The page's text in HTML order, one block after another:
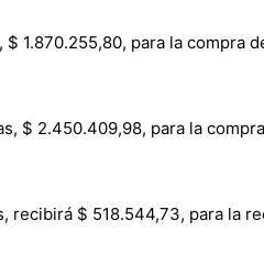
1.870.255,80, para la compra
$ 2.450.409,98, para la
recibirá $ 518.544,73, para la